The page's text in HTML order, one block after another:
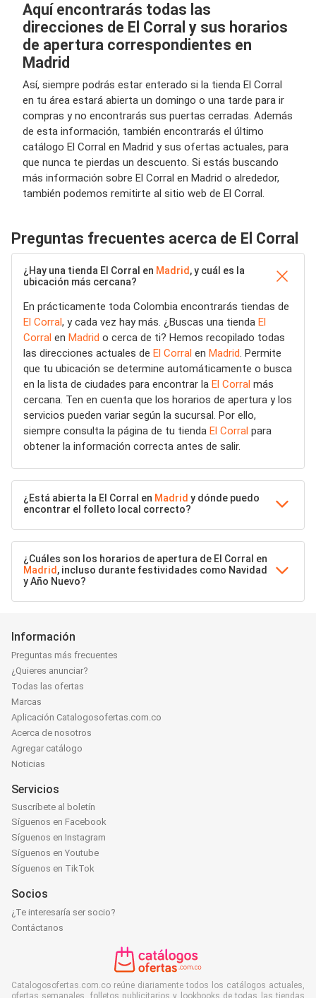
Aquí encontrarás todas las
direcciones de El Corral y sus horarios
de apertura correspondientes en
Madrid
Así, siempre podrás estar enterado si la tienda El Corral
en tu área estará abierta un domingo o una tarde para ir
compras y no encontrarás sus puertas cerradas. Además
de esta información, también encontrarás el último
catálogo El Corral en Madrid y sus ofertas actuales, para
que nunca te pierdas un descuento. Si estás buscando
más información sobre El Corral en Madrid o alrededor,
también podemos remitirte al sitio web de El Corral.
Preguntas frecuentes acerca de El Corral
¿Hay una tienda El Corral en Madrid , y cuál es la
ubicación más cercana?
En prácticamente toda Colombia encontrarás tiendas de
El Corral, y cada vez hay más. ¿Buscas una tienda El
Corral en Madrid o cerca de ti? Hemos recopilado todas
las direcciones actuales de El Corral en Madrid. Permite
que tu ubicación se determine automáticamente o busca
en la lista de ciudades para encontrar la El Corral más
cercana. Ten en cuenta que los horarios de apertura y los
servicios pueden variar según la sucursal. Por ello,
siempre consulta la página de tu tienda El Corral para
obtener la información correcta antes de salir.
¿Está abierta la El Corral en Madrid y dónde puedo
encontrar el folleto local correcto?
¿Cuáles son los horarios de apertura de El Corral en
Madrid , incluso durante festividades como Navidad
y Año Nuevo?
Información
Preguntas más frecuentes
¿Quieres anunciar?
Todas las ofertas
Marcas
Aplicación Catalogosofertas.com.co
Acerca de nosotros
Agregar catálogo
Noticias
Servicios
Suscríbete al boletín
Síguenos en Facebook
Síguenos en Instagram
Síguenos en Youtube
Síguenos en TikTok
Socios
¿Te interesaría ser socio?
Contáctanos
Catalogosofertas.com.co reúne diariamente todos los catálogos actuales,
ofertas semanales, folletos publicitarios y lookbooks de todas las tiendas